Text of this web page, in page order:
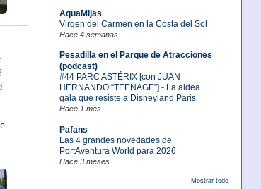
AquaMijas
Virgen del Carmen en la Costa del Sol
Hace 4 semanas
Pesadilla en el Parque de Atracciones
(podcast)
#44 PARC ASTÉRIX [con JUAN
HERNANDO “TEENAGE”] - La aldea
gala que resiste a Disneyland Paris
Hace 1 mes
Pafans
Las 4 grandes novedades de
PortAventura World para 2026
Hace 3 meses
Mostrar todo